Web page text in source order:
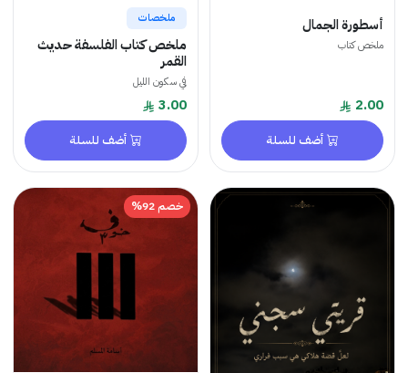
أسطورة الجمال
ملخص كتاب
2.00
أضف للسلة
ملخصات
ملخص كتاب الفلسفة حديث
القمر
في سكون الليل
3.00
أضف للسلة
خصم 92%